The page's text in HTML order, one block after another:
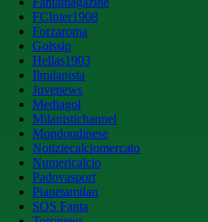
FCInter1908
Forzaroma
Golssip
Hellas1903
Ilmilanista
Juvenews
Mediagol
Milanistichannel
Mondoudinese
Notiziecalciomercato
Numericalcio
Padovasport
Pianetamilan
SOS Fanta